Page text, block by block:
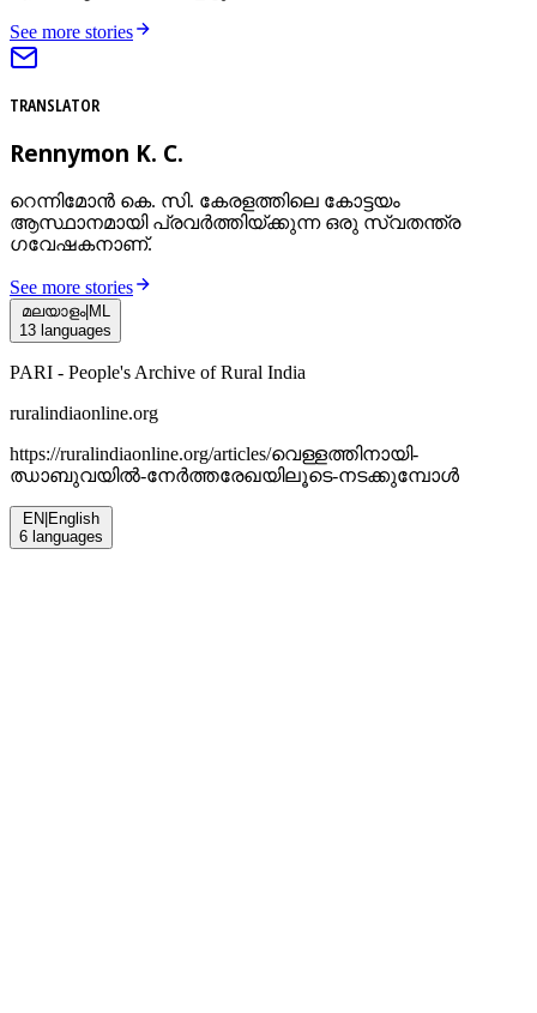
See more stories
TRANSLATOR
Rennymon K. C.
റെന്നിമോന്‍ കെ. സി. കേരളത്തിലെ കോട്ടയം
ആസ്ഥാനമായി പ്രവര്‍ത്തിയ്ക്കുന്ന ഒരു സ്വതന്ത്ര
ഗവേഷകനാണ്.
See more stories
മലയാളം| ML
13 languages
PARI - People's Archive of Rural India
ruralindiaonline.org
https://ruralindiaonline.org/articles/വെള്ളത്തിനായി-
ഝാബുവയില്‍-നേര്‍ത്തരേഖയിലൂടെ-നടക്കുമ്പോള്‍
EN English
6 languages